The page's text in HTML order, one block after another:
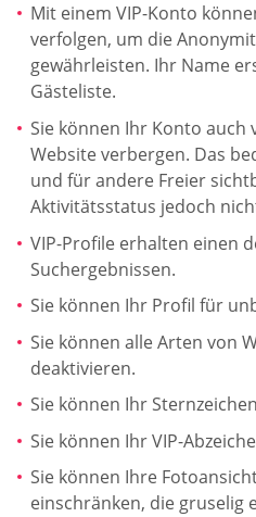
Mit einem VIP-Konto
verfolgen, um die
gewährleisten. Ihr Name
Gästeliste.
Sie können Ihr Konto auch
Website verbergen. Das
und für andere Freier
Aktivitätsstatus jedoch
VIP-Profile erhalten einen
Suchergebnissen.
Sie können Ihr Profil für
Sie können alle Arten von
deaktivieren.
Sie können Ihr
Sie können Ihr VIP-
Sie können Ihre
einschränken, die gruselig